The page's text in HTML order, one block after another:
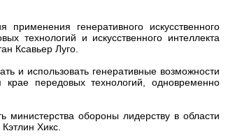
генеративного искусственного
технологий и искусственного интеллекта
Ксавьер Луго.
и использовать генеративные возможности
крае передовых технологий, одновременно
министерства обороны лидерству в области
Хикс.